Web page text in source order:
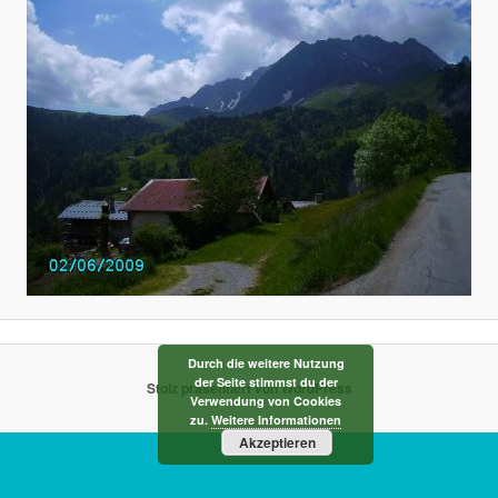
Stolz präsentiert von WordPress
Durch die weitere Nutzung
der Seite stimmst du der
Verwendung von Cookies
zu. Weitere Informationen
Akzeptieren